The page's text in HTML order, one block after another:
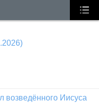
возведённого Иисуса